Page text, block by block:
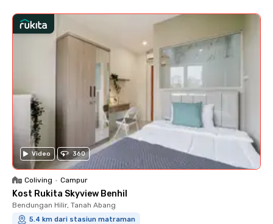
Video 360
Coliving • Campur
Kost Rukita Skyview Benhil
Bendungan Hilir, Tanah Abang
5.4 km dari stasiun matraman